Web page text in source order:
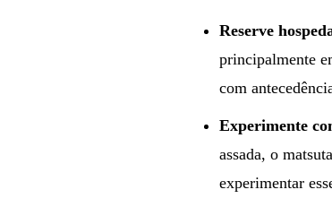
Reserve
principalmente
com
Experimente
assada, o
experimentar